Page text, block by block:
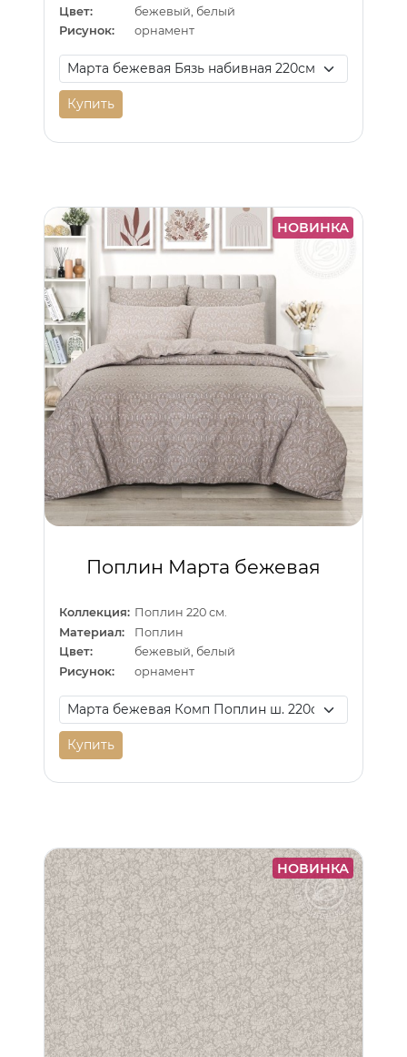
Цвет:
бежевый, белый
Рисунок:
орнамент
Купить
НОВИНКА
Поплин Марта бежевая
Коллекция: Поплин 220 см.
Материал:
Поплин
Цвет:
бежевый, белый
Рисунок:
орнамент
Купить
НОВИНКА